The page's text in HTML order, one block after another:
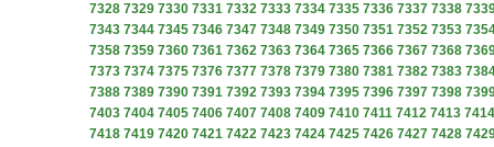
7328 7329 7330 7331 7332 7333 7334 7335 7336 7337 7338
7343 7344 7345 7346 7347 7348 7349 7350 7351 7352 7353
7358 7359 7360 7361 7362 7363 7364 7365 7366 7367 7368
7373 7374 7375 7376 7377 7378 7379 7380 7381 7382 7383
7388 7389 7390 7391 7392 7393 7394 7395 7396 7397 7398
7403 7404 7405 7406 7407 7408 7409 7410 7411 7412 7413 7414
7418 7419 7420 7421 7422 7423 7424 7425 7426 7427 7428